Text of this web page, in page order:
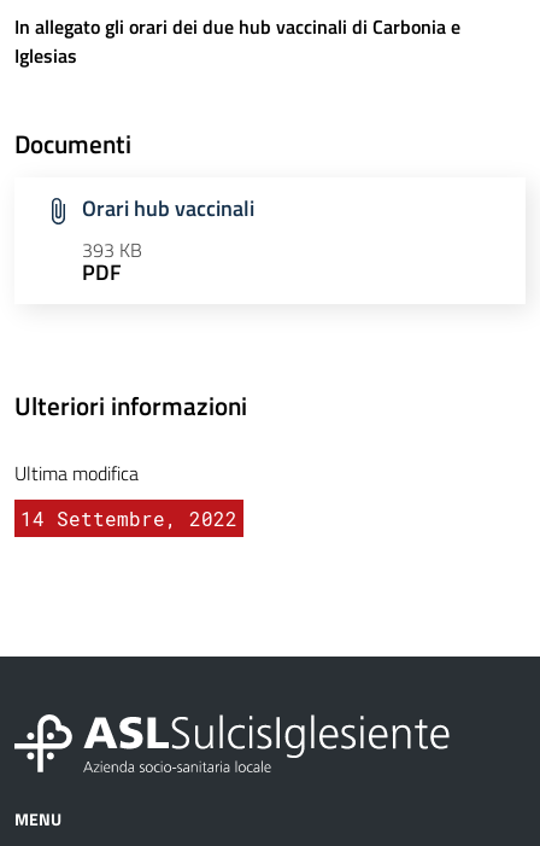
In allegato gli orari dei due hub vaccinali di Carbonia e
Iglesias
Documenti
Orari hub vaccinali
393 KB
PDF
Ulteriori informazioni
Ultima modifica
14 Settembre, 2022
MENU